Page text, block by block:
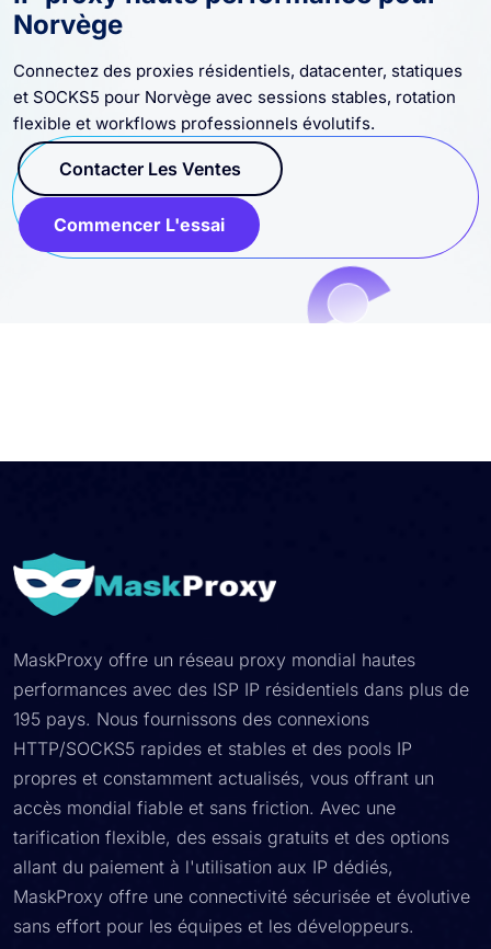
IP proxy haute performance pour
Norvège
Connectez des proxies résidentiels, datacenter, statiques
et SOCKS5 pour Norvège avec sessions stables, rotation
flexible et workflows professionnels évolutifs.
Commencer L'essai
MaskProxy offre un réseau proxy mondial hautes
performances avec des ISP IP résidentiels dans plus de
195 pays. Nous fournissons des connexions
HTTP/SOCKS5 rapides et stables et des pools IP
propres et constamment actualisés, vous offrant un
accès mondial fiable et sans friction. Avec une
tarification flexible, des essais gratuits et des options
allant du paiement à l'utilisation aux IP dédiés,
MaskProxy offre une connectivité sécurisée et évolutive
sans effort pour les équipes et les développeurs.